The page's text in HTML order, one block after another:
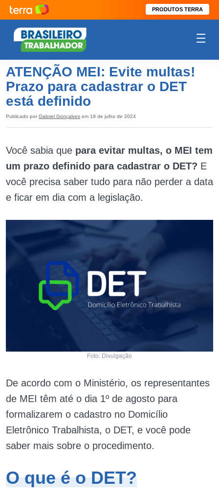
PRODUTOS TERRA
ATENÇÃO MEI: Evite multas!
Prazo para cadastrar o DET
está definido
Publicado por Gabriel Gonçalves em 19 de julho de 2024
Você sabia que para evitar multas, o MEI tem
um prazo definido para cadastrar o DET? E
você precisa saber tudo para não perder a data
e ficar em dia com a legislação.
Foto: Divulgação
De acordo com o Ministério, os representantes
de MEI têm até o dia 1º de agosto para
formalizarem o cadastro no Domicílio
Eletrônico Trabalhista, o DET, e você pode
saber mais sobre o procedimento.
O que é o DET?